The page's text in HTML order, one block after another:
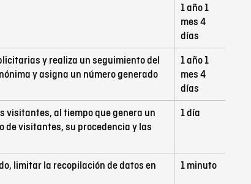
1 año 1
mes 4
días
y realiza un seguimiento del
y asigna un número generado
1 año 1
mes 4
días
visitantes, al tiempo que genera un
de visitantes, su procedencia y las
1 día
limitar la recopilación de datos en
1 minuto